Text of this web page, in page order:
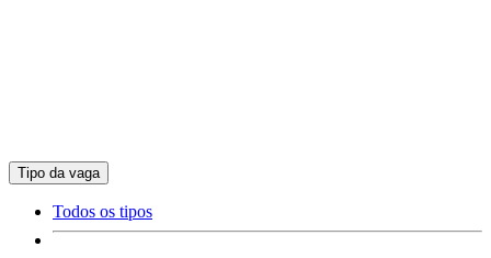
Tipo da vaga
Todos os tipos